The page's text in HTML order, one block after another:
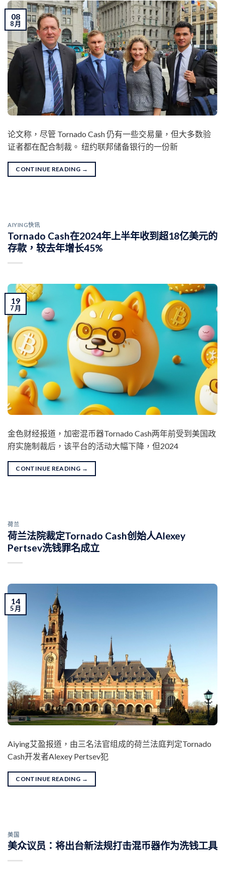
08
8 月
论文称，尽管 Tornado Cash 仍有一些交易量，但大多数验
证者都在配合制裁。 纽约联邦储备银行的一份新
CONTINUE READING →
AIYING快讯
Tornado Cash在2024年上半年收到超18亿美元的
存款，较去年增长45%
19
7 月
金色财经报道，加密混币器Tornado Cash两年前受到美国政
府实施制裁后，该平台的活动大幅下降，但2024
CONTINUE READING →
荷兰
荷兰法院裁定Tornado Cash创始人Alexey
Pertsev洗钱罪名成立
14
5 月
Aiying艾盈报道，由三名法官组成的荷兰法庭判定Tornado
Cash开发者Alexey Pertsev犯
CONTINUE READING →
美国
美众议员：将出台新法规打击混币器作为洗钱工具